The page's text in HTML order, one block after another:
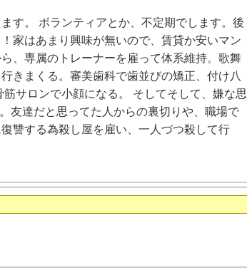
す。 ボランティアとか、不定期でします。後
家はあまり興味が無いので、賃貸か安いマン
、専属のトレーナーを雇って体系維持。歌舞
きまくる。審美歯科で歯並びの矯正、付け八
サロンで小顔になる。 そしてそして、嫌な思
友達だと思ってた人からの裏切りや、職場で
讐する為殺し屋を雇い、一人づつ殺して行